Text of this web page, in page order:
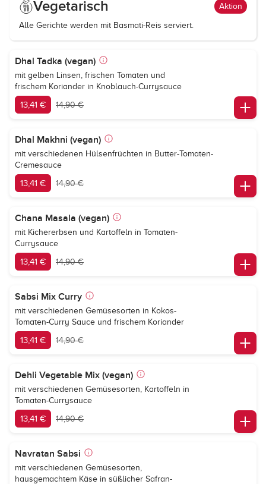
Vegetarisch Aktion
Alle Gerichte werden mit Basmati-Reis serviert.
Dhal Tadka (vegan)
mit gelben Linsen, frischen Tomaten und
frischem Koriander in Knoblauch-Currysauce
13,41 € 14,90 €
Dhal Makhni (vegan)
mit verschiedenen Hülsenfrüchten in Butter-Tomaten-
Cremesauce
13,41 € 14,90 €
Chana Masala (vegan)
mit Kichererbsen und Kartoffeln in Tomaten-
Currysauce
13,41 € 14,90 €
Sabsi Mix Curry
mit verschiedenen Gemüsesorten in Kokos-
Tomaten-Curry Sauce und frischem Koriander
13,41 € 14,90 €
Dehli Vegetable Mix (vegan)
mit verschiedenen Gemüsesorten, Kartoffeln in
Tomaten-Currysauce
13,41 € 14,90 €
Navratan Sabsi
mit verschiedenen Gemüsesorten,
hausgemachtem Käse in süßlicher Safran-